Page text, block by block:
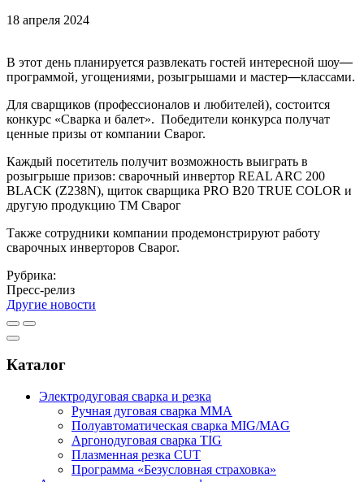
18 апреля 2024
В этот день планируется развлекать гостей интересной шоу—
программой, угощениями, розыгрышами и мастер—классами.
Для сварщиков (профессионалов и любителей), состоится
конкурс «Сварка и балет». Победители конкурса получат
ценные призы от компании Сварог.
Каждый посетитель получит возможность выиграть в
розыгрыше призов: сварочный инвертор REAL ARC 200
BLACK (Z238N), щиток сварщика PRO B20 TRUE COLOR и
другую продукцию ТМ Сварог
Также сотрудники компании продемонстрируют работу
сварочных инверторов Сварог.
Рубрика:
Пресс-релиз
Другие новости
Каталог
Электродуговая сварка и резка
Ручная дуговая сварка MMA
Полуавтоматическая сварка MIG/MAG
Аргонодуговая сварка TIG
Плазменная резка CUT
Программа «Безусловная страховка»